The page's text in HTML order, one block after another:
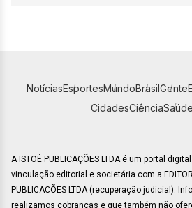
NotíciasEsportesMundoBrasilGente
CidadesCiênciaSaúde
A ISTOÉ PUBLICAÇÕES LTDA é um portal
vinculação editorial e societária com a
PUBLICACÕES LTDA (recuperação judicial).
realizamos cobranças e que também não